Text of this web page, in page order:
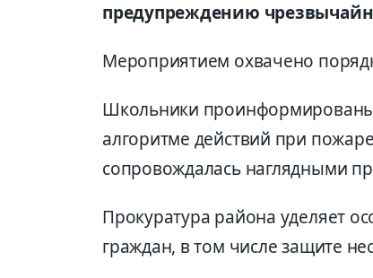
предупреждению
Мероприятием охвачено
Школьники проинформированы
алгоритме действий при
сопровождалась наглядными
Прокуратура района уделяет
граждан, в том числе защите